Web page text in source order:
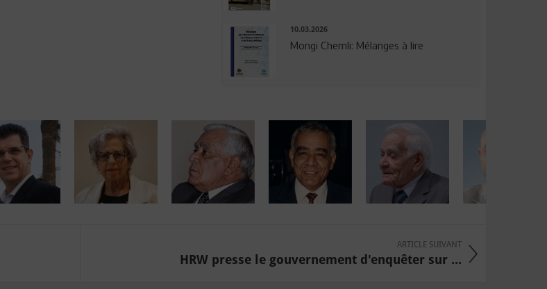
10.03.2026
Mongi Chemli: Mélanges à lire
ARTICLE SUIVANT
HRW presse le gouvernement d'enquêter sur ...